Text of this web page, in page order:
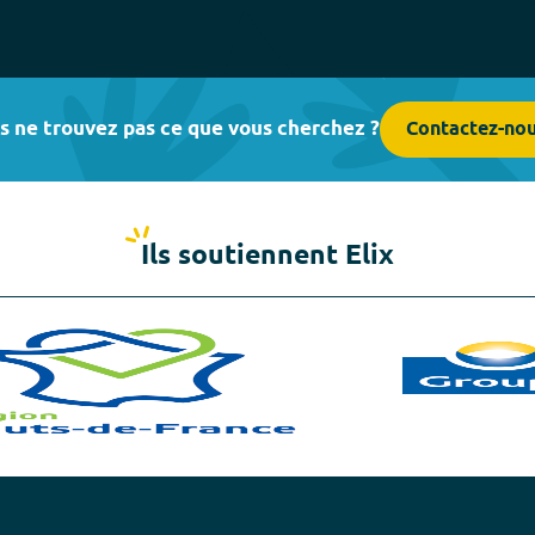
ne trouvez pas ce que vous cherchez ? Contactez-
Ils soutiennent Elix